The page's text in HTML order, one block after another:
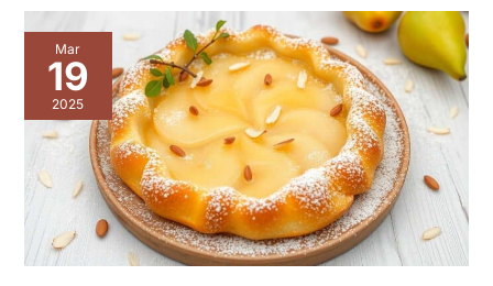
Mar
19
2025
Croustade
aux
poires
et
amandes
effilées,
dessert
partager